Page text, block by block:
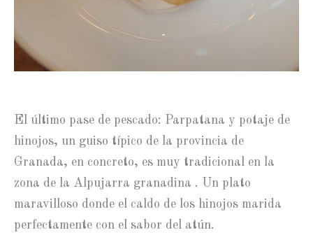
El último pase de pescado: Parpatana y potaje de
hinojos, un guiso típico de la provincia de
Granada, en concreto, es muy tradicional en la
zona de la Alpujarra granadina . Un plato
maravilloso donde el caldo de los hinojos marida
perfectamente con el sabor del atún.